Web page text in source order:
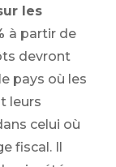
les
à partir de
devront
pays où les
leurs
celui où
fiscal. Il